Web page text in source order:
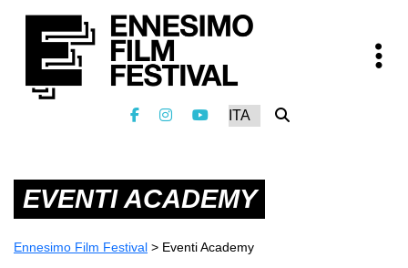
EVENTI ACADEMY
Ennesimo Film Festival > Eventi Academy